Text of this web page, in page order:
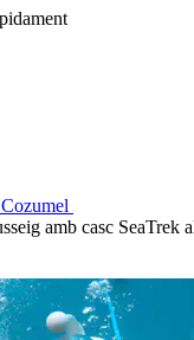
amb casc SeaTrek